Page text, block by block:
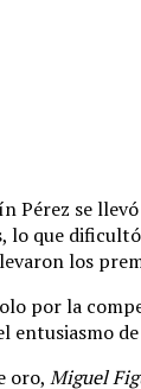
Pérez se
lo que
los
por la
entusiasmo
oro, Miguel